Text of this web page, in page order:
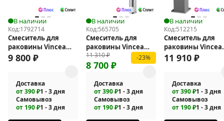
В наличии
Код:1792714
Смеситель для
раковины Vincea
Линеа (Linea) VBF-
9 800 ₽
Доставка
от 390 ₽1 - 3 дня
Самовывоз
от 190 ₽1 - 3 дня
В наличии
Код:565705
Смеситель для
раковины Vincea
Rim VBF-2RM2CH
11 310₽
8 700 ₽
-23%
Доставка
от 390 ₽1 - 3 дня
Самовывоз
от 190 ₽1 - 3 дня
В наличии
Код:512215
Смеситель для
раковины Vincea
Cube VBF-1C01GM
11 910 ₽
Доставка
от 390 ₽1 - 3 дня
Самовывоз
от 190 ₽1 - 3 дня